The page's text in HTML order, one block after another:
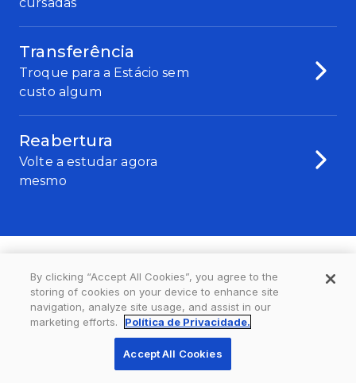
Transferência
Troque para a Estácio sem
custo algum
Reabertura
Volte a estudar agora
mesmo
By clicking “Accept All Cookies”, you agree to the
storing of cookies on your device to enhance site
navigation, analyze site usage, and assist in our
marketing efforts.
Política de Privacidade.
Accept All Cookies